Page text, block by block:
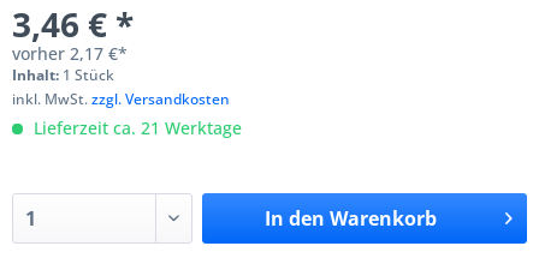
3,46 € *
vorher 2,17 €*
Inhalt: 1 Stück
inkl. MwSt.zzgl. Versandkosten
Lieferzeit ca. 21 Werktage
In den Warenkorb